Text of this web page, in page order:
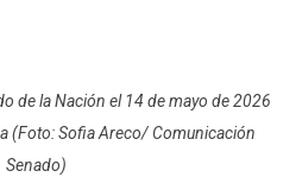
de la Nación el 14 de mayo de 2026
(Foto: Sofia Areco/ Comunicación
Senado)